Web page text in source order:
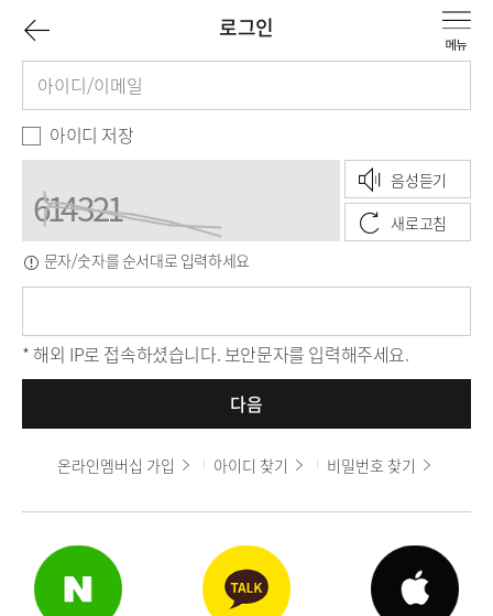
로그인
이
전
페
지
로
디
비
밀
호
아이디 저장
음성듣기
새로고침
보
안
자
문자/숫자를 순서대로 입력하세요
* 해외 IP로 접속하셨습니다. 보안문자를 입력해주세요.
다음
온라인멤버십 가입 아이디 찾기 비밀번호 찾기